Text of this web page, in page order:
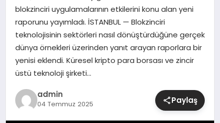
SPOR
TEKNOLOJI
YAŞAM
blokzinciri uygulamalarının etkilerini konu alan yeni
raporunu yayımladı. İSTANBUL — Blokzinciri
teknolojisinin sektörleri nasıl dönüştürdüğüne gerçek
dünya örnekleri üzerinden yanıt arayan raporlara bir
yenisi eklendi. Küresel kripto para borsası ve zincir
üstü teknoloji şirketi…
admin
04 Temmuz 2025 Paylaş